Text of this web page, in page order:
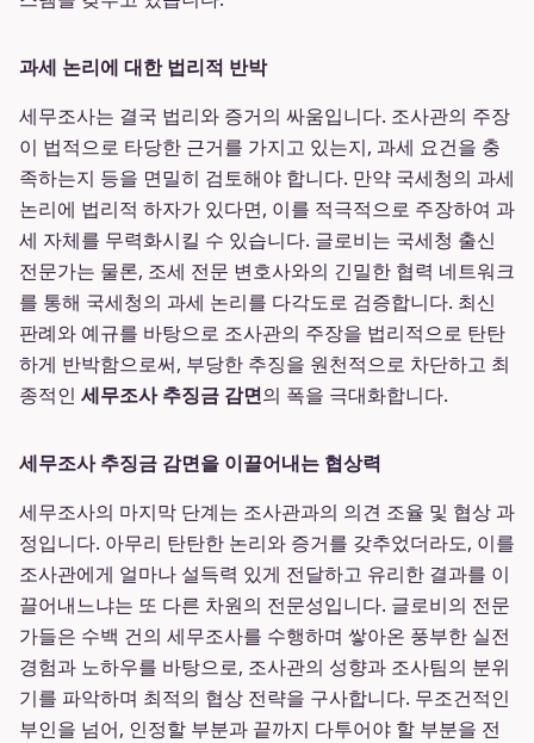
과세 논리에 대한 법리적 반박
세무조사는 결국 법리와 증거의 싸움입니다. 조사관의 주장
이 법적으로 타당한 근거를 가지고 있는지, 과세 요건을 충
족하는지 등을 면밀히 검토해야 합니다. 만약 국세청의 과세
논리에 법리적 하자가 있다면, 이를 적극적으로 주장하여 과
세 자체를 무력화시킬 수 있습니다. 글로비는 국세청 출신
전문가는 물론, 조세 전문 변호사와의 긴밀한 협력 네트워크
를 통해 국세청의 과세 논리를 다각도로 검증합니다. 최신
판례와 예규를 바탕으로 조사관의 주장을 법리적으로 탄탄
하게 반박함으로써, 부당한 추징을 원천적으로 차단하고 최
종적인 세무조사 추징금 감면의 폭을 극대화합니다.
세무조사 추징금 감면을 이끌어내는 협상력
세무조사의 마지막 단계는 조사관과의 의견 조율 및 협상 과
정입니다. 아무리 탄탄한 논리와 증거를 갖추었더라도, 이를
조사관에게 얼마나 설득력 있게 전달하고 유리한 결과를 이
끌어내느냐는 또 다른 차원의 전문성입니다. 글로비의 전문
가들은 수백 건의 세무조사를 수행하며 쌓아온 풍부한 실전
경험과 노하우를 바탕으로, 조사관의 성향과 조사팀의 분위
기를 파악하며 최적의 협상 전략을 구사합니다. 무조건적인
부인을 넘어, 인정할 부분과 끝까지 다투어야 할 부분을 전